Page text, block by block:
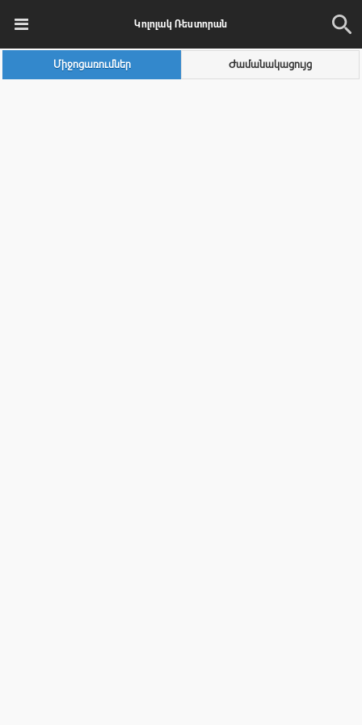
Կոլոլակ Ռեստորան
Միջոցառումներ Ժամանակացույց